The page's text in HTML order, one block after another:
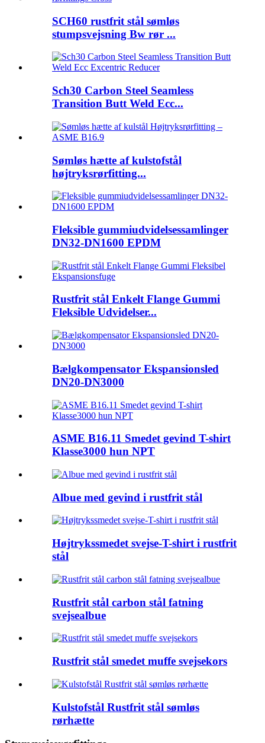
SCH60 rustfrit stål sømløs
stumpsvejsning Bw rør ...
Sch30 Carbon Steel Seamless
Transition Butt Weld Ecc...
Sømløs hætte af kulstofstål
højtryksrørfitting...
Fleksible gummiudvidelsessamlinger
DN32-DN1600 EPDM
Rustfrit stål Enkelt Flange Gummi
Fleksible Udvidelser...
Bælgkompensator Ekspansionsled
DN20-DN3000
ASME B16.11 Smedet gevind T-shirt
Klasse3000 hun NPT
Albue med gevind i rustfrit stål
Højtrykssmedet svejse-T-shirt i rustfrit
stål
Rustfrit stål carbon stål fatning
svejsealbue
Rustfrit stål smedet muffe svejsekors
Kulstofstål Rustfrit stål sømløs
rørhætte